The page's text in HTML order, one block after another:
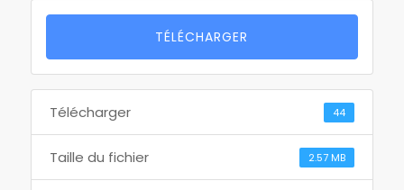
TÉLÉCHARGER
Télécharger 44
Taille du fichier 2.57 MB